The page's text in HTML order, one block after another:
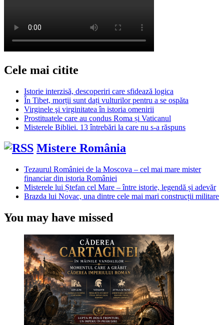
Cele mai citite
Istorie interzisă, descoperiri care sfidează logica
În Tibet, morții sunt dați vulturilor pentru a se ospăta
Virginele şi virginitatea în istoria omenirii
Prostituatele care au condus Roma și Vaticanul
Misterele Bibliei. 13 întrebări la care nu s-a răspuns
Mistere România
Tezaurul României de la Moscova – cel mai mare mister
financiar din istoria României
Misterele lui Ștefan cel Mare – între istorie, legendă și adevăr
Brazda lui Novac, una dintre cele mai mari construcții militare
You may have missed